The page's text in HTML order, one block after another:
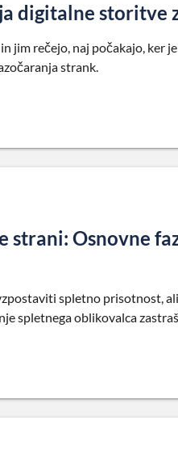
digitalne storitve
jim rečejo, naj počakajo, ker
strank.
strani: Osnovne
spletno prisotnost,
spletnega oblikovalca